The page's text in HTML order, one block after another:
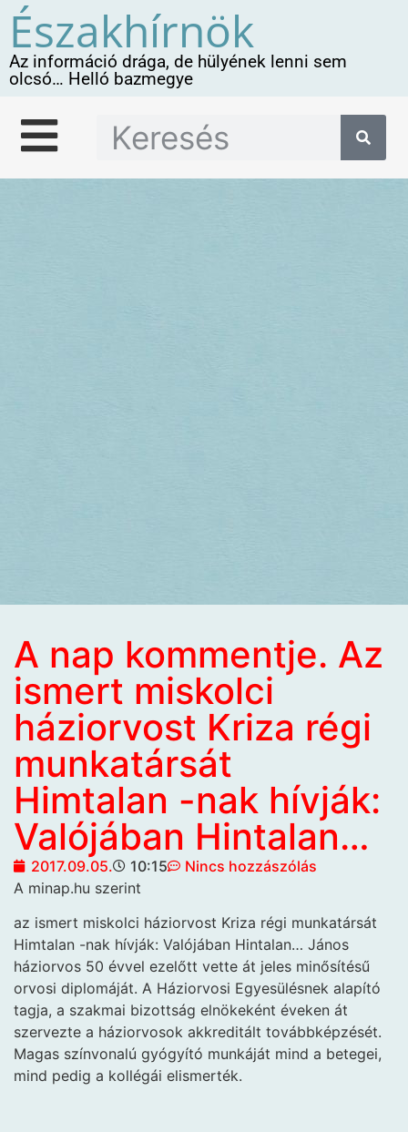
Északhírnök
Az információ drága, de hülyének lenni sem
olcsó… Helló bazmegye
A nap kommentje. Az
ismert miskolci
háziorvost Kriza régi
munkatársát
Himtalan -nak hívják:
Valójában Hintalan…
2017.09.05. 10:15
Nincs hozzászólás
A minap.hu szerint
az ismert miskolci háziorvost Kriza régi munkatársát
Himtalan -nak hívják: Valójában Hintalan… János
háziorvos 50 évvel ezelőtt vette át jeles minősítésű
orvosi diplomáját. A Háziorvosi Egyesülésnek alapító
tagja, a szakmai bizottság elnökeként éveken át
szervezte a háziorvosok akkreditált továbbképzését.
Magas színvonalú gyógyító munkáját mind a betegei,
mind pedig a kollégái elismerték.